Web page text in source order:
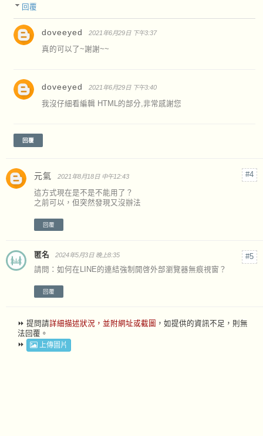
回覆
doveeyed 2021年6月29日 下午3:37
真的可以了~謝謝~~
doveeyed 2021年6月29日 下午3:40
我沒仔細看編輯 HTML的部分,非常感謝您
回覆
元氣 2021年8月18日 中午12:43
這方式現在是不是不能用了？
之前可以，但突然發現又沒辦法
回覆
匿名 2024年5月3日 晚上8:35
請問：如何在LINE的連結強制開啓外部瀏覽器無痕視窗？
回覆
⏩ 提問請詳細描述狀況，並附網址或截圖 ，如提供的資訊不足，則無
法回覆。
⏩
上傳圖片